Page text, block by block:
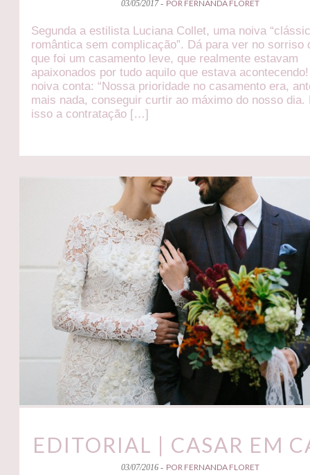
03/05/2017 - POR FERNANDA FLORET
Segunda a estilista Luciana Collet, uma noiva
romântica sem complicação”. Dá para ver no sorriso
que foi um casamento leve, que realmente estavam
apaixonados por tudo aquilo que estava acontecendo!
noiva conta: “Nossa prioridade no casamento era,
mais nada, conseguir curtir ao máximo do nosso dia.
isso a contratação […]
EDITORIAL | CASAR EM
03/07/2016 - POR FERNANDA FLORET